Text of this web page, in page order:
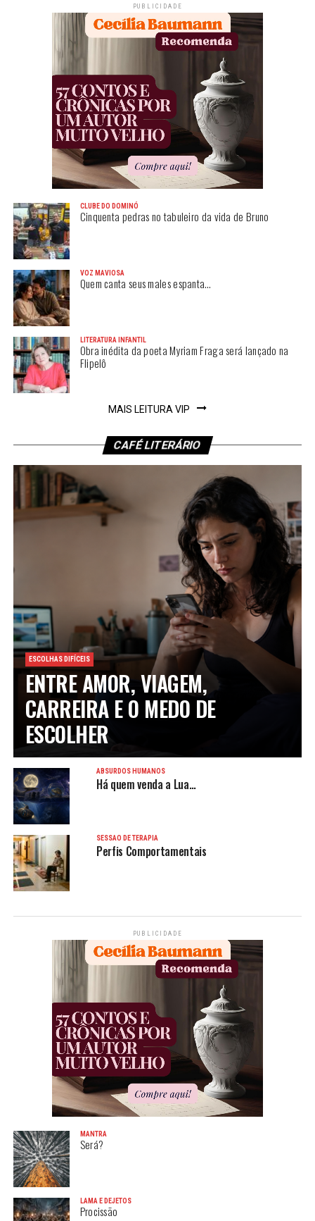
PUBLICIDADE
CLUBE DO DOMINÓ
Cinquenta pedras no tabuleiro da vida de Bruno
VOZ MAVIOSA
Quem canta seus males espanta…
LITERATURA INFANTIL
Obra inédita da poeta Myriam Fraga será lançado na
Flipelô
MAIS LEITURA VIP
CAFÉ LITERÁRIO
ESCOLHAS DIFÍCEIS
ENTRE AMOR, VIAGEM,
CARREIRA E O MEDO DE
ESCOLHER
ABSURDOS HUMANOS
Há quem venda a Lua…
SESSÃO DE TERAPIA
Perfis Comportamentais
PUBLICIDADE
MANTRA
Será?
LAMA E DEJETOS
Procissão